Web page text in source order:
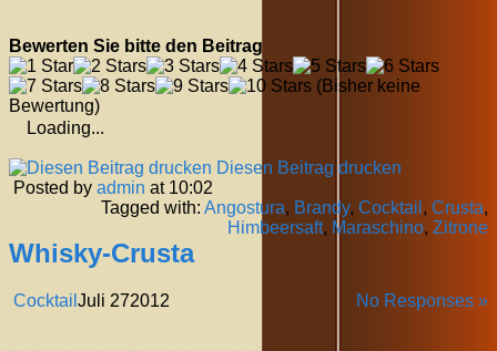
Bewerten Sie bitte den Beitrag
(Bisher keine
Bewertung)
Loading...
Diesen Beitrag drucken
Posted by admin at 10:02
Tagged with: Angostura, Brandy, Cocktail , Crusta,
Himbeersaft, Maraschino, Zitrone
Whisky-Crusta
Cocktail No Responses »
Juli 272012